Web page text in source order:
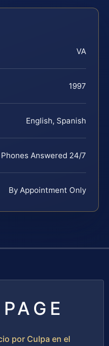
VA
1997
English, Spanish
Phones Answered 24/7
By Appointment Only
por Culpa en el